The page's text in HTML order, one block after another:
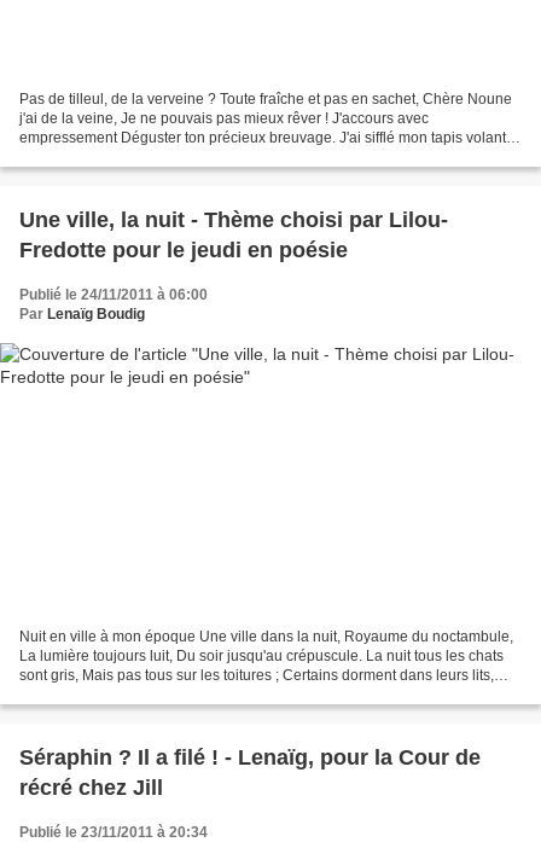
Pas de tilleul, de la verveine ? Toute fraîche et pas en sachet, Chère Noune
j'ai de la veine, Je ne pouvais pas mieux rêver ! J'accours avec
empressement Déguster ton précieux breuvage. J'ai sifflé mon tapis volant
Une ville, la nuit - Thème choisi par Lilou-
Fredotte pour le jeudi en poésie
Publié le 24/11/2011 à 06:00
Par Lenaïg Boudig
Nuit en ville à mon époque Une ville dans la nuit, Royaume du noctambule,
La lumière toujours luit, Du soir jusqu'au crépuscule. La nuit tous les chats
sont gris, Mais pas tous sur les toitures ; Certains dorment dans leurs lits,
Séraphin ? Il a filé ! - Lenaïg, pour la Cour de
récré chez Jill
Publié le 23/11/2011 à 20:34